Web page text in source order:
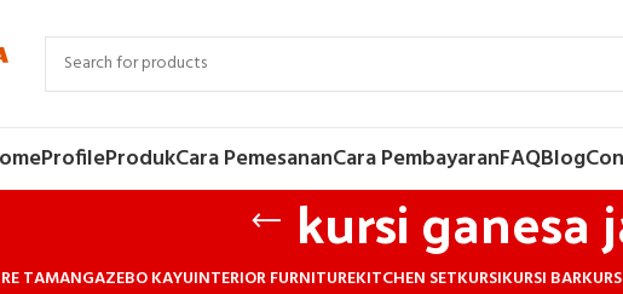
ProfileProdukCara PemesananCara PembayaranFAQBlog
kursi ganesa
TAMANGAZEBO KAYUINTERIOR FURNITUREKITCHEN SETKURSIKURSI BAR